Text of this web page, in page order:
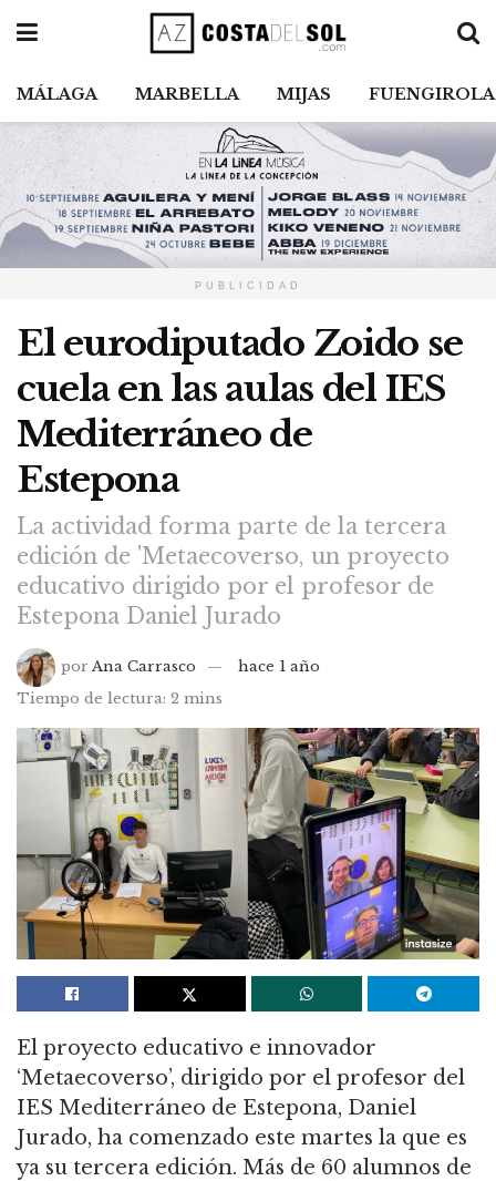
MÁLAGA MARBELLA MIJAS FUENGIROLA
PUBLICIDAD
El eurodiputado Zoido se
cuela en las aulas del IES
Mediterráneo de
Estepona
La actividad forma parte de la tercera
edición de 'Metaecoverso, un proyecto
educativo dirigido por el profesor de
Estepona Daniel Jurado
por Ana Carrasco
hace 1 año
Tiempo de lectura: 2 mins
El proyecto educativo e innovador
‘Metaecoverso’, dirigido por el profesor del
IES Mediterráneo de Estepona, Daniel
Jurado, ha comenzado este martes la que es
ya su tercera edición. Más de 60 alumnos de